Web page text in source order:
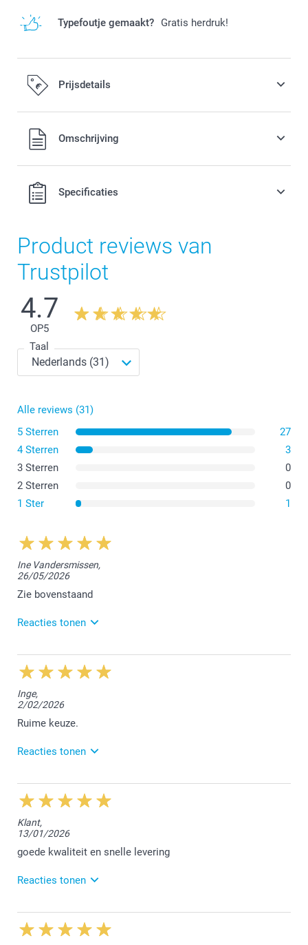
Typefoutje gemaakt? Gratis herdruk!
Prijsdetails
Alle prijzen zijn in EURO (€) inclusief BTW en exclusief
verzendkosten.Omschrijving
Specificaties
Product reviews van
Trustpilot
4.7
OP5
Taal
Alle reviews (31)
5 Sterren
27
4 Sterren
3
3 Sterren
0
2 Sterren
0
1 Ster
1
Ine Vandersmissen,
26/05/2026
Zie bovenstaand
Reacties tonen
4/06/2026
11:43
Beste Ine,
Bedankt voor jouw review. We kijken ernaar uit om
jou in de toekomst opnieuw te mogen verwelkomen.
Nathalie @smartphoto
Inge,
2/02/2026
Ruime keuze.
Reacties tonen
17/03/2026
14:03
Beste Inge,
Bedankt voor jouw mooie 5 sterren review. Fijn om
te lezen dat je tevreden bent over de bestelde
Vriendelijke groet!
Klant,
13/01/2026
goede kwaliteit en snelle levering
Reacties tonen
10/03/2026
13:41
Beste,